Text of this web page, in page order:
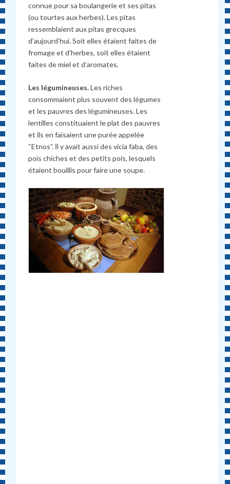
connue pour sa boulangerie et ses pitas
(ou tourtes aux herbes). Les pitas
ressemblaient aux pitas grecques
d’aujourd’hui. Soit elles étaient faites de
fromage et d’herbes, soit elles étaient
faites de miel et d’aromates.
Les légumineuses.Les riches
consommaient plus souvent des légumes
et les pauvres des légumineuses. Les
lentilles constituaient le plat des pauvres
et ils en faisaient une purée appelée
“Etnos”. Ιl y avait aussi des vicia faba, des
pois chiches et des petits pois, lesquels
étaient bouillis pour faire une soupe.